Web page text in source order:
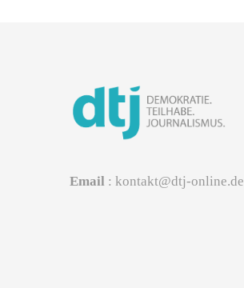
Email : kontakt@dtj-online.de